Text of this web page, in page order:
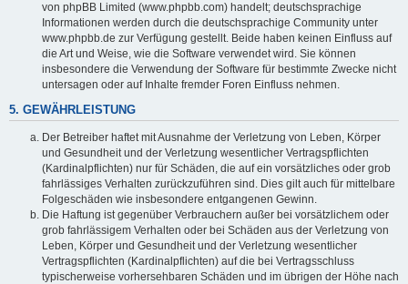
von phpBB Limited (www.phpbb.com) handelt; deutschsprachige
Informationen werden durch die deutschsprachige Community unter
www.phpbb.de zur Verfügung gestellt. Beide haben keinen Einfluss auf
die Art und Weise, wie die Software verwendet wird. Sie können
insbesondere die Verwendung der Software für bestimmte Zwecke nicht
untersagen oder auf Inhalte fremder Foren Einfluss nehmen.
5. GEWÄHRLEISTUNG
Der Betreiber haftet mit Ausnahme der Verletzung von Leben, Körper
und Gesundheit und der Verletzung wesentlicher Vertragspflichten
(Kardinalpflichten) nur für Schäden, die auf ein vorsätzliches oder grob
fahrlässiges Verhalten zurückzuführen sind. Dies gilt auch für mittelbare
Folgeschäden wie insbesondere entgangenen Gewinn.
Die Haftung ist gegenüber Verbrauchern außer bei vorsätzlichem oder
grob fahrlässigem Verhalten oder bei Schäden aus der Verletzung von
Leben, Körper und Gesundheit und der Verletzung wesentlicher
Vertragspflichten (Kardinalpflichten) auf die bei Vertragsschluss
typischerweise vorhersehbaren Schäden und im übrigen der Höhe nach